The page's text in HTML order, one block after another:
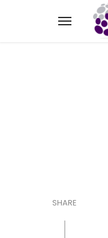
SHARE